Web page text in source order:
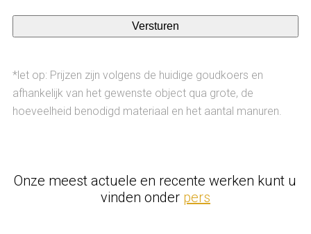
*let op: Prijzen zijn volgens de huidige goudkoers en
afhankelijk van het gewenste object qua grote, de
hoeveelheid benodigd materiaal en het aantal manuren.
Onze meest actuele en recente werken kunt u
vinden onder pers